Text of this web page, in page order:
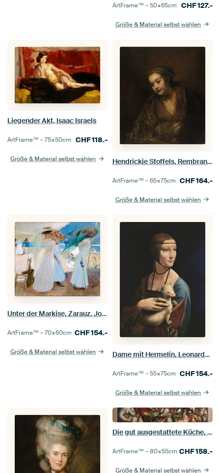
ArtFrame™ –50×65cm CHF127.-
Größe & Material selbst wählen
Liegender Akt, Isaac Israels
ArtFrame™ –75×50cm CHF118.-
Größe & Material selbst wählen Hendrickje Stoffels, Rembrandt
ArtFrame™ –65×75cm CHF164.-
Größe & Material selbst wählen
Unter der Markise, Zarauz, Joaquín Sorolla
ArtFrame™ –70×60cm CHF154.-
Größe & Material selbst wählen Dame mit Hermelin, Leonardo da Vinci
ArtFrame™ –55×75cm CHF154.-
Größe & Material selbst wählen
Die gut ausgestattete Küche, Joachim Bueckelaer
ArtFrame™ –80×55cm CHF158.-
Größe & Material selbst wählen